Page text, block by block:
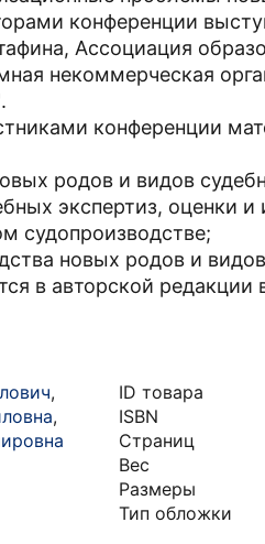
конференции
Ассоциация
некоммерческая
конференции
родов и видов
экспертиз, оценки и
судопроизводстве;
новых родов и
в авторской редакции
,
,
ID товара
ISBN
Страниц
Вес
Размеры
Тип обложки